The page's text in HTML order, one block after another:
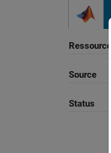
Ressource
Source
Status